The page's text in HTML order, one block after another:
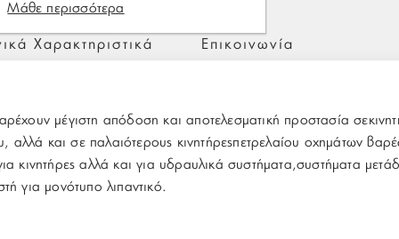
Χαρακτηριστικά Επικοινωνία
μέγιστη απόδοση και αποτελεσματική προστασία
και σε παλαιότερους κινητήρεςπετρελαίου οχημάτων
κινητήρες αλλά και για υδραυλικά συστήματα,συστήματα
για μονότυπο λιπαντικό.
Μάθε περισσότερα